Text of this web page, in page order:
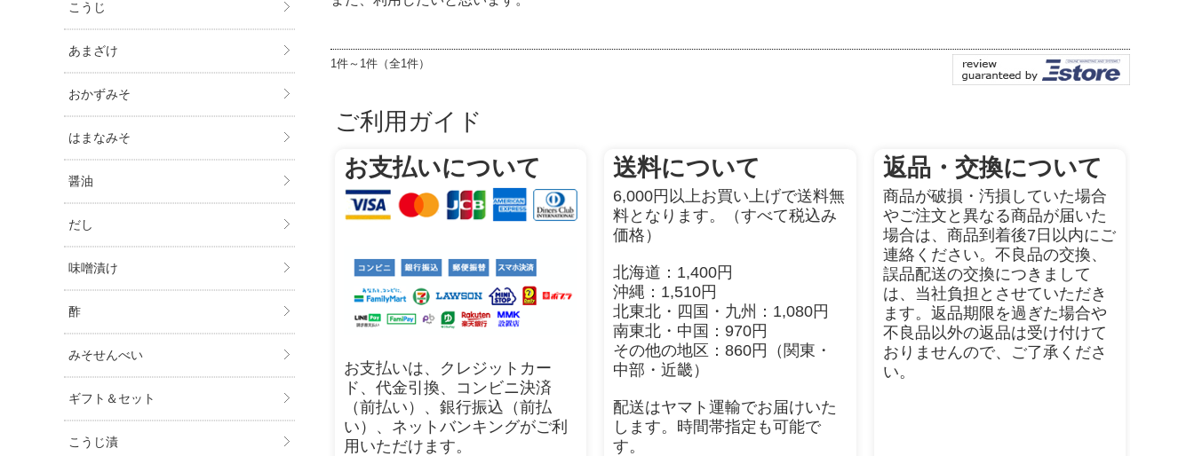
1件～1件（全1件）
ご利用ガイド
お支払いについて
お支払いは、クレジットカー
ド、代金引換、コンビニ決済
（前払い）、銀行振込（前払
い）、ネットバンキングがご利
用いただけます。
送料について
6,000円以上お買い上げで送料無
料となります。（すべて税込み
価格）
北海道：1,400円
沖縄：1,510円
北東北・四国・九州：1,080円
南東北・中国：970円
その他の地区：860円（関東・
中部・近畿）
配送はヤマト運輸でお届けいた
します。時間帯指定も可能で
す。
返品・交換について
商品が破損・汚損していた場合
やご注文と異なる商品が届いた
場合は、商品到着後7日以内にご
連絡ください。不良品の交換、
誤品配送の交換につきまして
は、当社負担とさせていただき
ます。返品期限を過ぎた場合や
不良品以外の返品は受け付けて
おりませんので、ご了承くださ
い。
こうじ
あまざけ
おかずみそ
はまなみそ
醤油
だし
味噌漬け
酢
みそせんべい
ギフト＆セット
こうじ漬